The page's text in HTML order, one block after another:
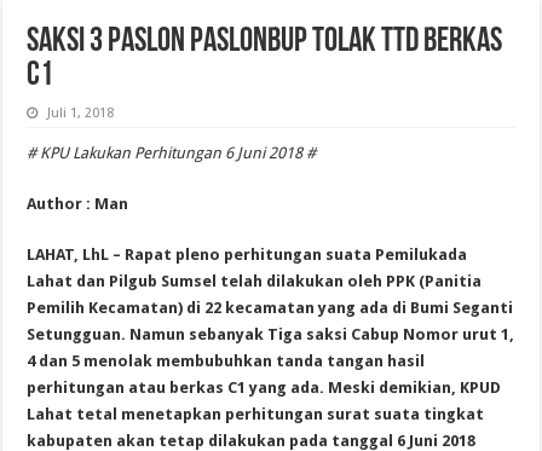
SAKSI 3 PASLON PASLONBUP TOLAK TTD BERKAS
C1
Juli 1, 2018
# KPU Lakukan Perhitungan 6 Juni 2018 #
Author : Man
LAHAT, LhL – Rapat pleno perhitungan suata Pemilukada
Lahat dan Pilgub Sumsel telah dilakukan oleh PPK (Panitia
Pemilih Kecamatan) di 22 kecamatan yang ada di Bumi Seganti
Setungguan. Namun sebanyak Tiga saksi Cabup Nomor urut 1,
4 dan 5 menolak membubuhkan tanda tangan hasil
perhitungan atau berkas C1 yang ada. Meski demikian, KPUD
Lahat tetal menetapkan perhitungan surat suata tingkat
kabupaten akan tetap dilakukan pada tanggal 6 Juni 2018